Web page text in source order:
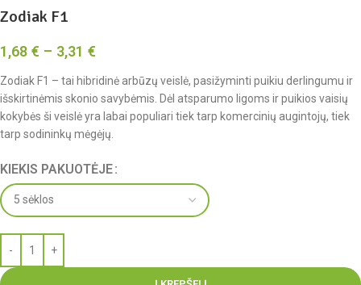
Zodiak F1
1,68 € – 3,31 €
Zodiak F1 – tai hibridinė arbūzų veislė, pasižyminti puikiu derlingumu ir
išskirtinėmis skonio savybėmis. Dėl atsparumo ligoms ir puikios vaisių
kokybės ši veislė yra labai populiari tiek tarp komercinių augintojų, tiek
tarp sodininkų mėgėjų.
KIEKIS PAKUOTĖJE